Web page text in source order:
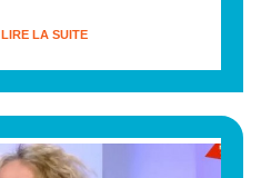
LIRE LA SUITE